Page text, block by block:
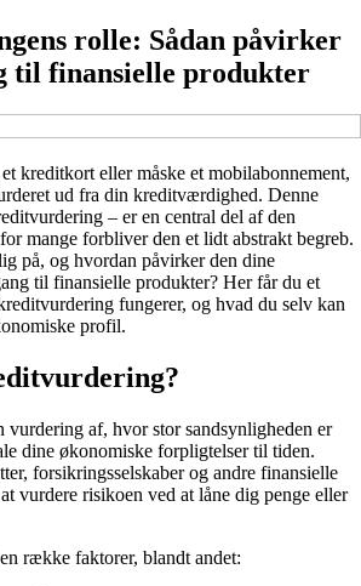
rolle: Sådan påvirker
til finansielle produkter
kreditkort eller måske et mobilabonnement,
ud fra din kreditværdighed. Denne
– er en central del af den
mange forbliver den et lidt abstrakt begreb.
på, og hvordan påvirker den dine
til finansielle produkter? Her får du et
fungerer, og hvad du selv kan
profil.
vurdering af, hvor stor sandsynligheden er
dine økonomiske forpligtelser til tiden.
forsikringsselskaber og andre finansielle
vurdere risikoen ved at låne dig penge eller
række faktorer, blandt andet: